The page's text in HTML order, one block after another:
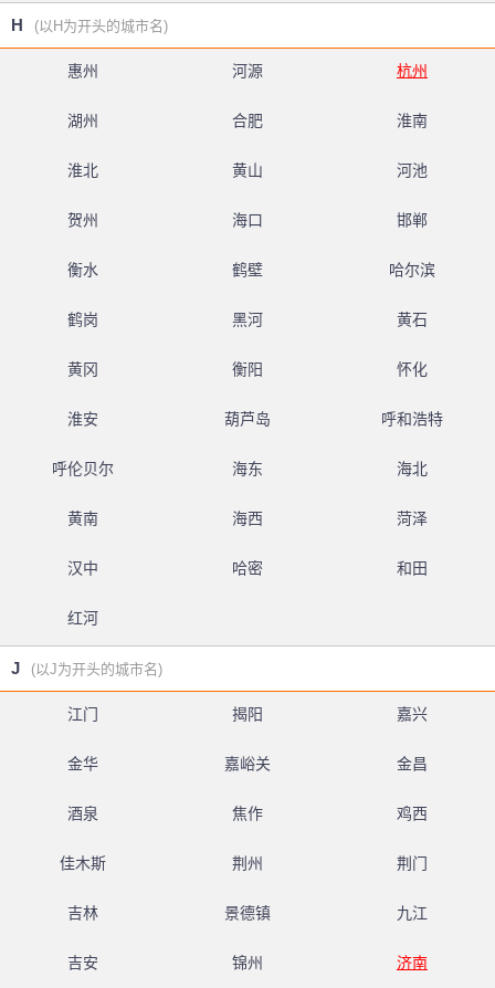
H (以H为开头的城市名)
惠州 河源 杭州
湖州 合肥 淮南
淮北 黄山 河池
贺州 海口 邯郸
衡水 鹤壁 哈尔滨
鹤岗 黑河 黄石
黄冈 衡阳 怀化
淮安 葫芦岛 呼和浩特
呼伦贝尔 海东 海北
黄南 海西 菏泽
汉中 哈密 和田
红河
J (以J为开头的城市名)
江门 揭阳 嘉兴
金华 嘉峪关 金昌
酒泉 焦作 鸡西
佳木斯 荆州 荆门
吉林 景德镇 九江
吉安 锦州 济南